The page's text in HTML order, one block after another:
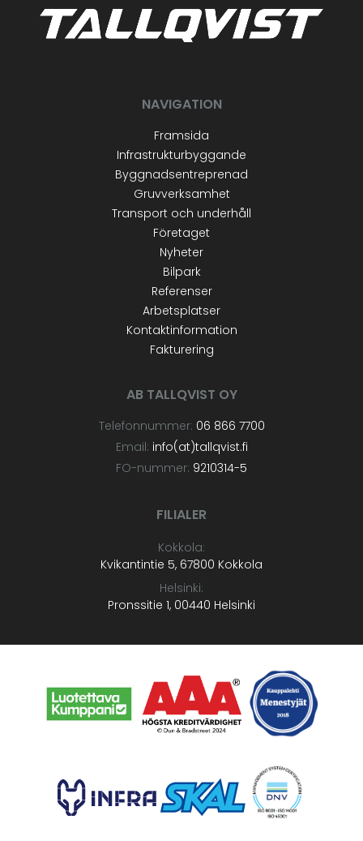
NAVIGATION
Framsida
Infrastrukturbyggande
Byggnadsentreprenad
Gruvverksamhet
Transport och underhåll
Företaget
Nyheter
Bilpark
Referenser
Arbetsplatser
Kontaktinformation
Fakturering
AB TALLQVIST OY
Telefonnummer: 06 866 7700
Email: info(at)tallqvist.fi
FO-nummer: 9210314-5
FILIALER
Kokkola:
Kvikantintie 5, 67800 Kokkola
Helsinki:
Pronssitie 1, 00440 Helsinki